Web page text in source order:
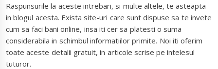
Raspunsurile la aceste intrebari, si multe altele, te asteapta
in blogul acesta. Exista site-uri care sunt dispuse sa te invete
cum sa faci bani online, insa iti cer sa platesti o suma
considerabila in schimbul informatiilor primite. Noi iti oferim
toate aceste detalii gratuit, in articole scrise pe intelesul
tuturor.